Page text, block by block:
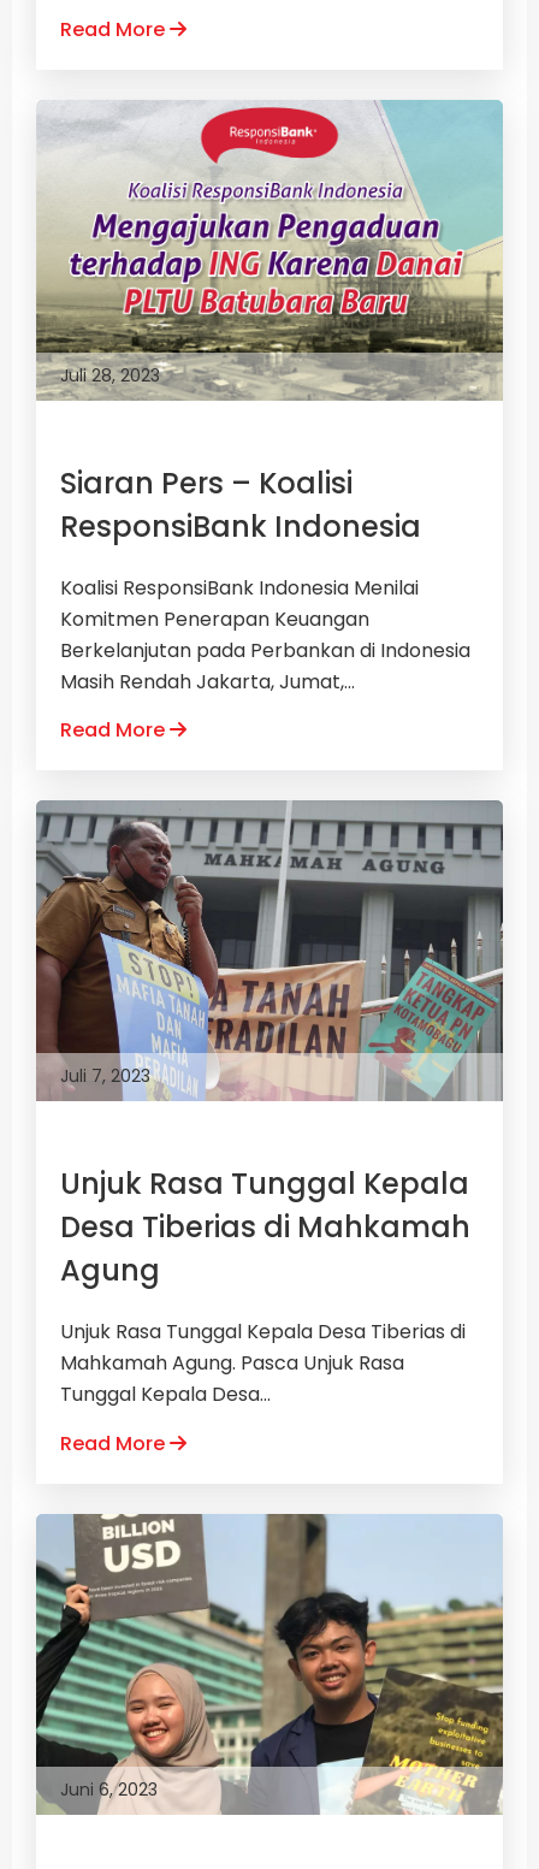
Read More
Juli 28, 2023
Siaran Pers – Koalisi
ResponsiBank Indonesia
Koalisi ResponsiBank Indonesia Menilai
Komitmen Penerapan Keuangan
Berkelanjutan pada Perbankan di Indonesia
Masih Rendah Jakarta, Jumat,...
Read More
Juli 7, 2023
Unjuk Rasa Tunggal Kepala
Desa Tiberias di Mahkamah
Agung
Unjuk Rasa Tunggal Kepala Desa Tiberias di
Mahkamah Agung. Pasca Unjuk Rasa
Tunggal Kepala Desa...
Read More
Juni 6, 2023